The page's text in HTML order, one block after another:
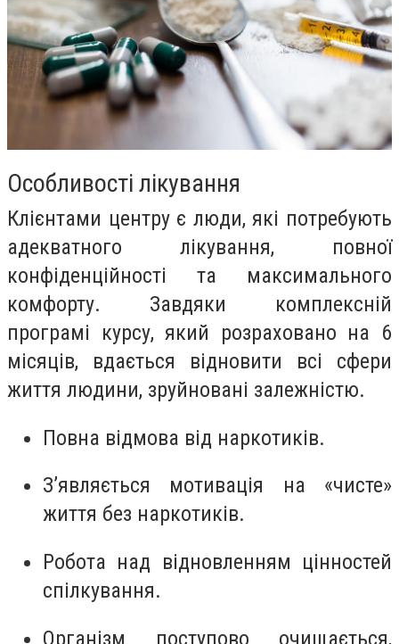
Особливості лікування
Клієнтами центру є люди, які потребують
адекватного лікування, повної
конфіденційності та максимального
комфорту. Завдяки комплексній
програмі курсу, який розраховано на 6
місяців, вдається відновити всі сфери
життя людини, зруйновані залежністю.
Повна відмова від наркотиків.
З’являється мотивація на «чисте»
життя без наркотиків.
Робота над відновленням цінностей
спілкування.
Організм поступово очищається,